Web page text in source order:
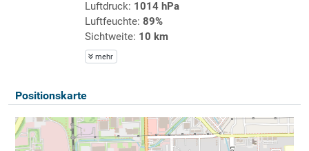
Luftdruck: 1014 hPa
Luftfeuchte: 89%
Sichtweite: 10 km
mehr
Positionskarte